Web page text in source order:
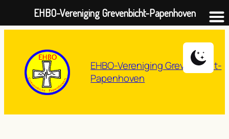
inhoud
EHBO-Vereniging Grevenbicht-
Papenhoven
EHBO-Vereniging Grevenbicht-Papenhoven